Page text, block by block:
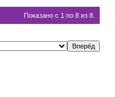
Показано с 1 по 8 из 8.